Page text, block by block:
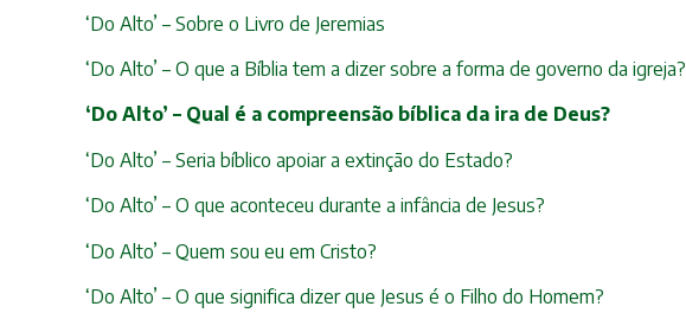
‘Do Alto’ – Sobre o Livro de Jeremias
‘Do Alto’ – O que a Bíblia tem a dizer sobre a forma de governo da igreja?
‘Do Alto’ – Qual é a compreensão bíblica da ira de Deus?
‘Do Alto’ – Seria bíblico apoiar a extinção do Estado?
‘Do Alto’ – O que aconteceu durante a infância de Jesus?
‘Do Alto’ – Quem sou eu em Cristo?
‘Do Alto’ – O que significa dizer que Jesus é o Filho do Homem?